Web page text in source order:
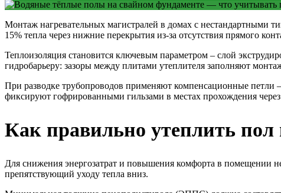
Монтаж нагревательных магистралей в домах с нестандартными
15% тепла через нижние перекрытия из-за отсутствия прямого
Теплоизоляция становится ключевым параметром – слой
гидробарьеру: зазоры между плитами утеплителя заполняют
При разводке трубопроводов применяют компенсационные
фиксируют гофрированными гильзами в местах прохождения
Как правильно утеплить
Для снижения энергозатрат и повышения комфорта в помещении
препятствующий уходу тепла вниз.